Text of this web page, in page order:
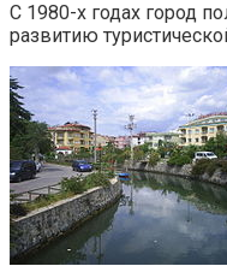
С 1980-х годах город
развитию